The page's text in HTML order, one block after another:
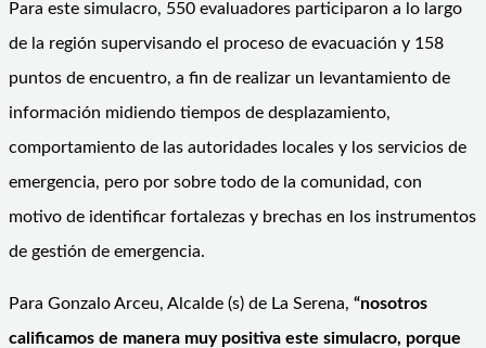
Para este simulacro, 550 evaluadores participaron a lo largo
de la región supervisando el proceso de evacuación y 158
puntos de encuentro, a fin de realizar un levantamiento de
información midiendo tiempos de desplazamiento,
comportamiento de las autoridades locales y los servicios de
emergencia, pero por sobre todo de la comunidad, con
motivo de identificar fortalezas y brechas en los instrumentos
de gestión de emergencia.
Para Gonzalo Arceu, Alcalde (s) de La Serena, “nosotros
calificamos de manera muy positiva este simulacro, porque